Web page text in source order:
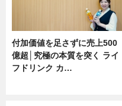
付加価値を足さずに売上500
億超│究極の本質を突く ライ
フドリンク カ…